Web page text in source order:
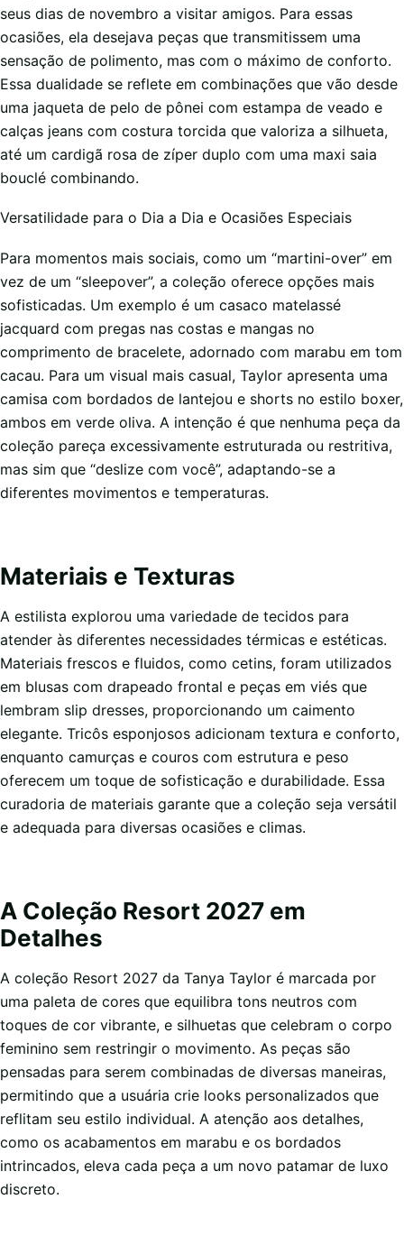
seus dias de novembro a visitar amigos. Para essas
ocasiões, ela desejava peças que transmitissem uma
sensação de polimento, mas com o máximo de conforto.
Essa dualidade se reflete em combinações que vão desde
uma jaqueta de pelo de pônei com estampa de veado e
calças jeans com costura torcida que valoriza a silhueta,
até um cardigã rosa de zíper duplo com uma maxi saia
bouclé combinando.
Versatilidade para o Dia a Dia e Ocasiões Especiais
Para momentos mais sociais, como um “martini-over” em
vez de um “sleepover”, a coleção oferece opções mais
sofisticadas. Um exemplo é um casaco matelassé
jacquard com pregas nas costas e mangas no
comprimento de bracelete, adornado com marabu em tom
cacau. Para um visual mais casual, Taylor apresenta uma
camisa com bordados de lantejou e shorts no estilo boxer,
ambos em verde oliva. A intenção é que nenhuma peça da
coleção pareça excessivamente estruturada ou restritiva,
mas sim que “deslize com você”, adaptando-se a
diferentes movimentos e temperaturas.
Materiais e Texturas
A estilista explorou uma variedade de tecidos para
atender às diferentes necessidades térmicas e estéticas.
Materiais frescos e fluidos, como cetins, foram utilizados
em blusas com drapeado frontal e peças em viés que
lembram slip dresses, proporcionando um caimento
elegante. Tricôs esponjosos adicionam textura e conforto,
enquanto camurças e couros com estrutura e peso
oferecem um toque de sofisticação e durabilidade. Essa
curadoria de materiais garante que a coleção seja versátil
e adequada para diversas ocasiões e climas.
A Coleção Resort 2027 em
Detalhes
A coleção Resort 2027 da Tanya Taylor é marcada por
uma paleta de cores que equilibra tons neutros com
toques de cor vibrante, e silhuetas que celebram o corpo
feminino sem restringir o movimento. As peças são
pensadas para serem combinadas de diversas maneiras,
permitindo que a usuária crie looks personalizados que
reflitam seu estilo individual. A atenção aos detalhes,
como os acabamentos em marabu e os bordados
intrincados, eleva cada peça a um novo patamar de luxo
discreto.